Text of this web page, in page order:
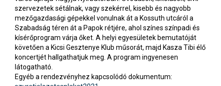
szervezetek sétálnak, vagy szekérrel, kisebb és nagyobb
mezőgazdasági gépekkel vonulnak át a Kossuth utcáról a
Szabadság téren át a Papok rétjére, ahol színes színpadi és
kísérőprogram várja őket. A helyi egyesületek bemutatóját
követően a Kicsi Gesztenye Klub műsorát, majd Kasza Tibi élő
koncertjét hallgathatjuk meg. A program ingyenesen
látogatható.
Egyéb a rendezvényhez kapcsolódó dokumentum: